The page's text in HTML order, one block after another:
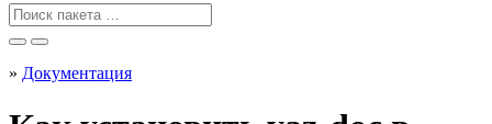
Поиск
» Документация